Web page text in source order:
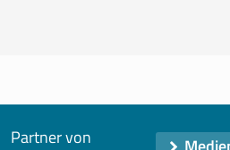
Partner von